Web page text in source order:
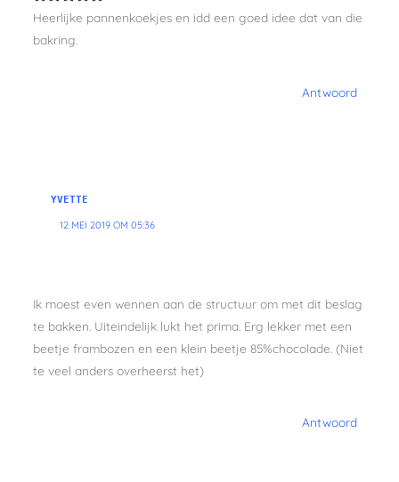
Heerlijke pannenkoekjes en idd een goed idee dat van die
bakring.
Antwoord
YVETTE
12 MEI 2019 OM 05:36
Ik moest even wennen aan de structuur om met dit beslag
te bakken. Uiteindelijk lukt het prima. Erg lekker met een
beetje frambozen en een klein beetje 85%chocolade. (Niet
te veel anders overheerst het)
Antwoord